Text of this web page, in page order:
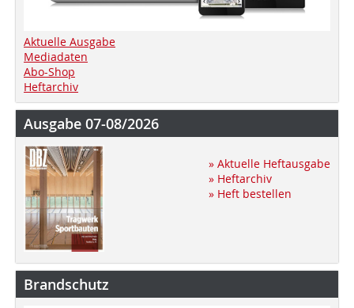
Aktuelle Ausgabe
Mediadaten
Abo-Shop
Heftarchiv
Ausgabe 07-08/2026
» Aktuelle Heftausgabe
» Heftarchiv
» Heft bestellen
Brandschutz